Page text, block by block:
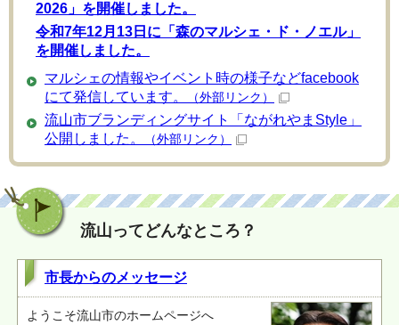
2026」を開催しました。
令和7年12月13日に「森のマルシェ・ド・ノエル」
を開催しました。
マルシェの情報やイベント時の様子などfacebook
にて発信しています。
（外部リンク）
流山市ブランディングサイト「ながれやまStyle」
公開しました。
（外部リンク）
流山ってどんなところ？
市長からのメッセージ
ようこそ流山市のホームページへ